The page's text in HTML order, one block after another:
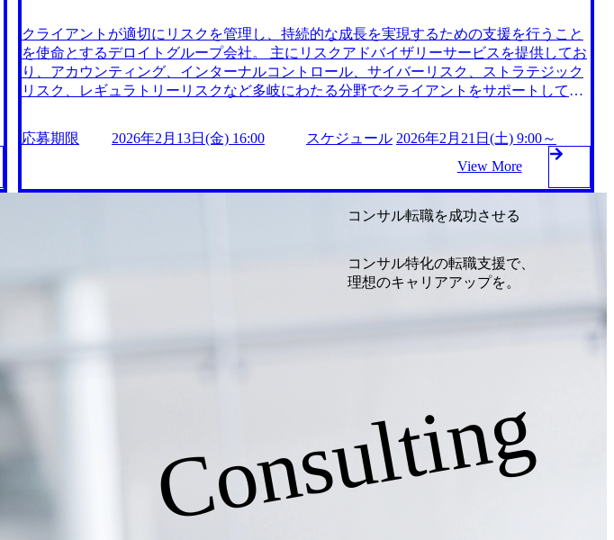
連するご経験 ・内部統制に関連するご経験 ・内部監査に関連するご経験 ・サプライチ
ェーン(サステナビリティ含む)、サードパーティリスク管理(TPRM、購買領域における
コンサル・システム・実務経験)に関連するご経験 ・事業会社における経営企画・グル
ープ会社管理・M&A・法務・コンプライアンス等の関連業務経験 (スキル) ・USCPA、
公認会計士、CIA、CFEなど内部統制・内部監査に関する資格 ・CISA、情報処理資格な
英語力(ビジネスレベル) ・プロジェクト提案の受注経験(M層のみ)
クライアントが適切にリスクを管理し、持続的な成長を実現するための支援を行うこと
を使命とするデロイトグループ会社。 主にリスクアドバイザリーサービスを提供してお
り、アカウンティング、インターナルコントロール、サイバーリスク、ストラテジック
リスク、レギュラトリーリスクなど多岐にわたる分野でクライアントをサポートしてい
2月21日(土) 9:00～17:00 2026年2月13日(金) 16:00 ※定員数に達した場合は通常選考をご案
内させていただくことがございます ●当日スケジュール 9:00～13:00 1次面接 13:00～17:0
加となります ※面接の所要時間は1時間程度、面接回数は2回を予定しております 1次
予定は1日空けた状態でご参加いただけますと幸いです オンライン(Teams) ●必須要件 以
ファームでのプロフェッショナル業務経験 ・上記サステナビリティ関連のプロジェクト
実務経験もしくはコンサルティング業務経験 ・プロジェクトマネージャーの経験(M層の
応募期限 2026年2月13日(金) 16:00 スケジュール 2026年2月21日(土) 9:00～
View More
コンサル転職を成功させる
コンサル特化の転職支援で、
理想のキャリアアップを。
Consulting